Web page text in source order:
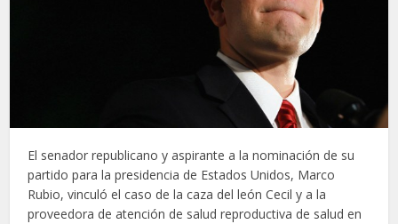
El senador republicano y aspirante a la nominación de su
partido para la presidencia de Estados Unidos, Marco
Rubio, vinculó el caso de la caza del león Cecil y a la
proveedora de atención de salud reproductiva de salud en